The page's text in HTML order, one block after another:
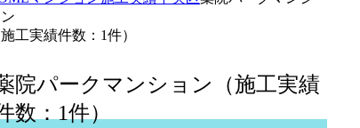
工実績件数：1件）
院パークマンション（施工実績
数：1件）